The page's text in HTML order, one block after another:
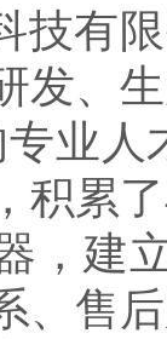
技有
发、
业
积累
，建
、售